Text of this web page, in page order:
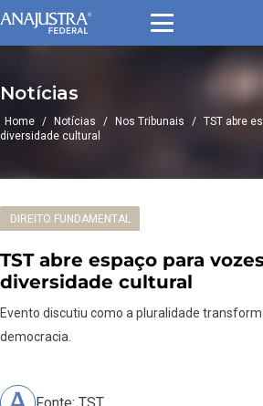
Notícias
Home / Notícias / Nos Tribunais / TST abre
diversidade cultural
DIREITO FUNDAMENTAL
TST abre espaço para
diversidade cultural
Evento discutiu como a pluralidade
democracia.